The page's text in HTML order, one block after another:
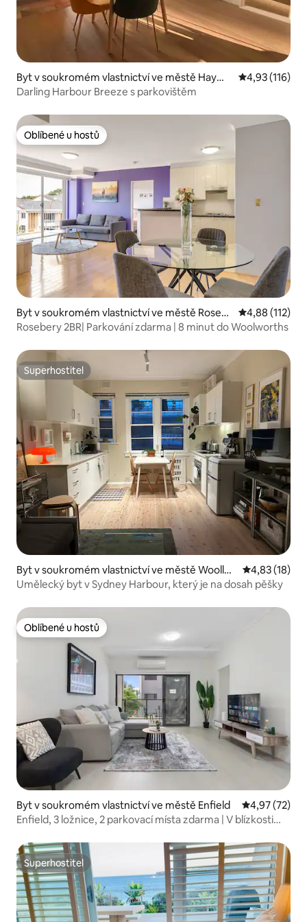
Byt v soukromém vlastnictví ve městě Hayma
rket
Průměrné
4,93 (116)
Darling Harbour Breeze s parkovištěm
Oblíbené u hostů
Oblíbené u hostů
Byt v soukromém vlastnictví ve městě Roseb
ery
Průměrné
4,88 (112)
Rosebery 2BR| Parkování zdarma | 8 minut do Woolworths
Superhostitel
Superhostitel
Byt v soukromém vlastnictví ve městě Woolloo
mooloo
Průměrné
4,83 (18)
Umělecký byt v Sydney Harbour, který je na dosah pěšky
Oblíbené u hostů
Oblíbené u hostů
Byt v soukromém vlastnictví ve městě Enfield Průměrné
4,97 (72)
Enfield, 3 ložnice, 2 parkovací místa zdarma | V blízkosti
Superhostitel
Superhostitel